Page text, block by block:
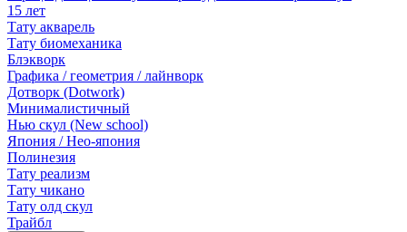
15 лет
Тату акварель
Тату биомеханика
Блэкворк
Графика / геометрия / лайнворк
Дотворк (Dotwork)
Минималистичный
Нью скул (New school)
Япония / Нео-япония
Полинезия
Тату реализм
Тату чикано
Тату олд скул
Трайбл